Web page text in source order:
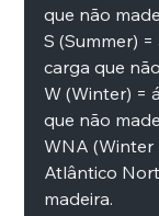
que não
S (Summer)
carga que
W (Winter) =
que não
WNA (Winter
Atlântico
madeira.